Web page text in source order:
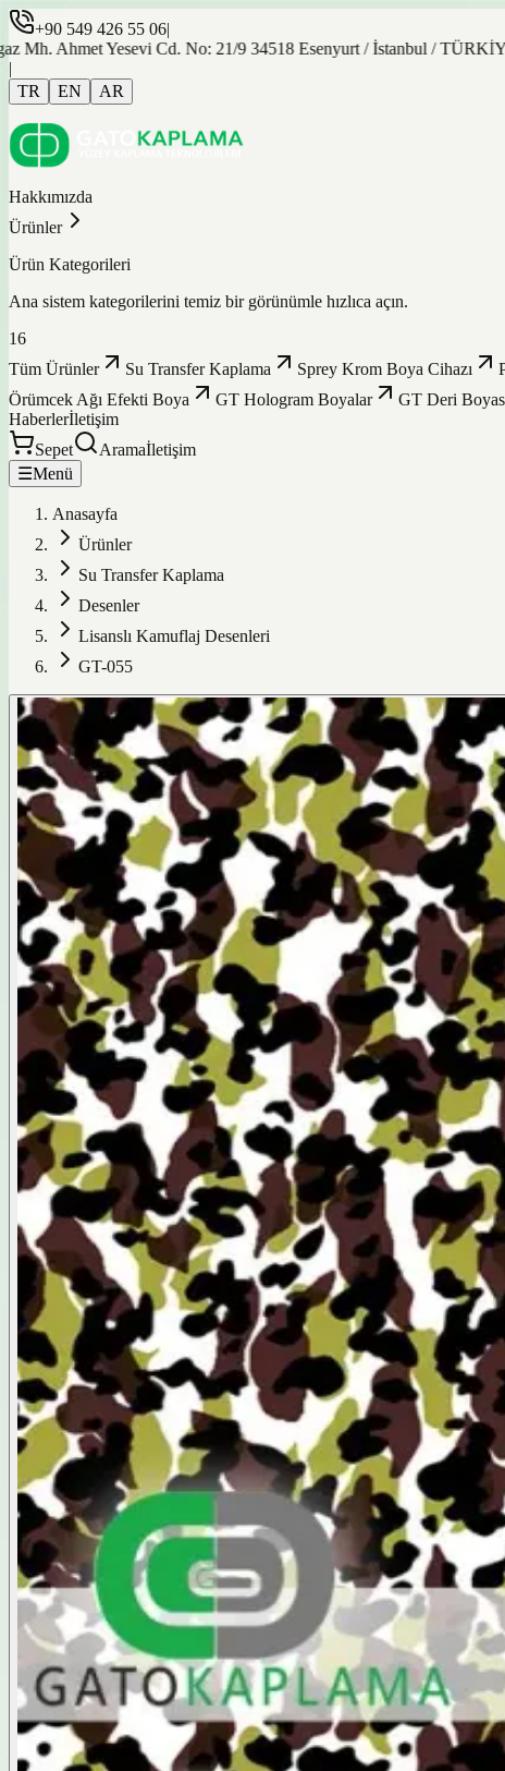
+90 549 426 55 06|
Yesevi Cd. No: 21/9 34518 Esenyurt / İstanbul / TÜRKİYE
|
TR
EN AR
Hakkımızda
Ürünler
Ürün Kategorileri
Ana sistem kategorilerini temiz bir görünümle hızlıca açın.
16
Tüm Ürünler
Su Transfer Kaplama Sprey Krom Boya Cihazı
Örümcek Ağı Efekti Boya
GT Hologram Boyalar GT Deri
Haberlerİletişim
Sepet
Aramaİletişim
☰Menü
Anasayfa
Ürünler
Su Transfer Kaplama
Desenler
Lisanslı Kamuflaj Desenleri
GT-055